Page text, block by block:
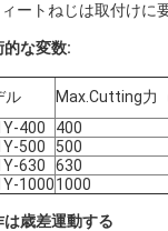
ートねじは取付けに
的な変数:
ル Max.Cutting力
400
400
500
500
630
630
10001000
は歳差運動する